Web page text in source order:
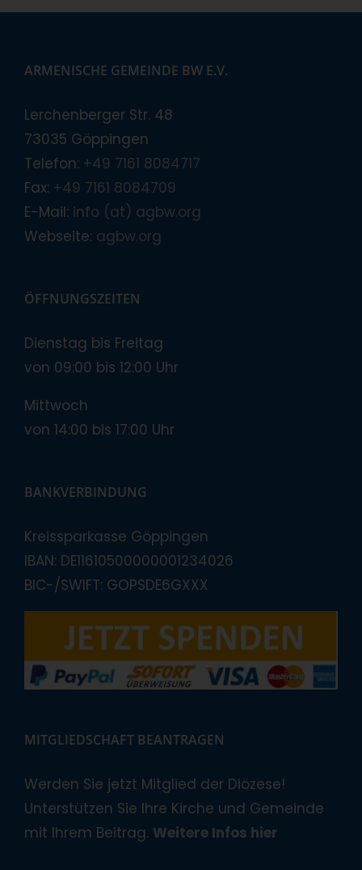
ARMENISCHE GEMEINDE BW E.V.
Lerchenberger Str. 48
73035 Göppingen
Telefon: +49 7161 8084717
Fax: +49 7161 8084709
E-Mail: info (at) agbw.org
Webseite: agbw.org
ÖFFNUNGSZEITEN
Dienstag bis Freitag
von 09:00 bis 12:00 Uhr
Mittwoch
von 14:00 bis 17:00 Uhr
BANKVERBINDUNG
Kreissparkasse Göppingen
IBAN: DE11610500000001234026
BIC-/SWIFT: GOPSDE6GXXX
MITGLIEDSCHAFT BEANTRAGEN
Werden Sie jetzt Mitglied der Diözese!
Unterstützen Sie Ihre Kirche und Gemeinde
mit Ihrem Beitrag. Weitere Infos hier